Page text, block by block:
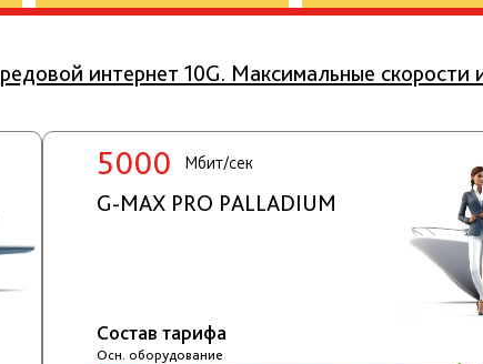
интернет 10G. Максимальные
5000 Мбит/сек
G-MAX PRO PALLADIUM
Состав тарифа
Осн. оборудование